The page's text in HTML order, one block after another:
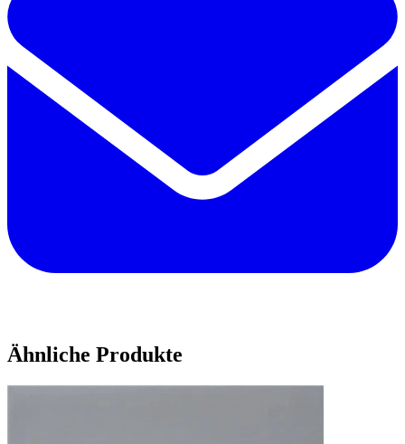
Ähnliche Produkte